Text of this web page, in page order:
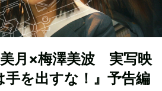
月×梅澤美波 実写映
手を出すな！』予告編